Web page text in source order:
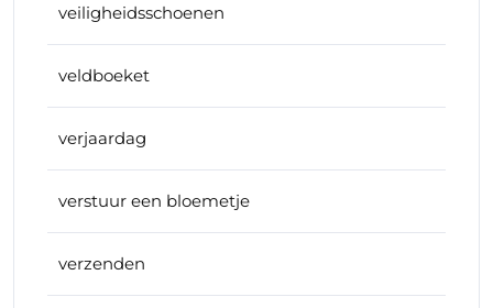
veiligheidsschoenen
veldboeket
verjaardag
verstuur een bloemetje
verzenden